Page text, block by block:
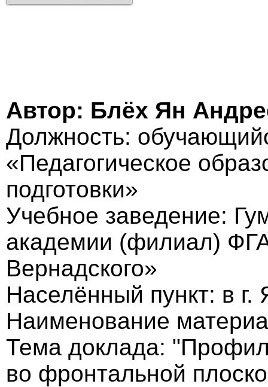
Автор: Блёх Ян
Должность:
«Педагогическое
подготовки»
Учебное заведение:
академии (филиал)
Вернадского»
Населённый пункт: в
Наименование
Тема доклада:
во фронтальной